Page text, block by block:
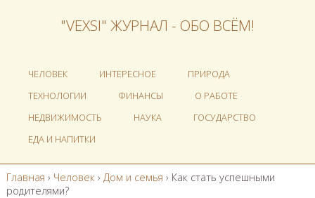
"VEXSI" ЖУРНАЛ - ОБО ВСЁМ!
ЧЕЛОВЕК ИНТЕРЕСНОЕ
ПРИРОДА
ТЕХНОЛОГИИ
ФИНАНСЫ
О РАБОТЕ
НЕДВИЖИМОСТЬ
НАУКА
ГОСУДАРСТВО
ЕДА И НАПИТКИ
Главная › Человек › Дом и семья › Как стать успешными
родителями?